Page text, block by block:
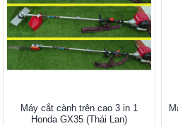
Máy cắt cành trên cao 3 in 1
Honda GX35 (Thái Lan)